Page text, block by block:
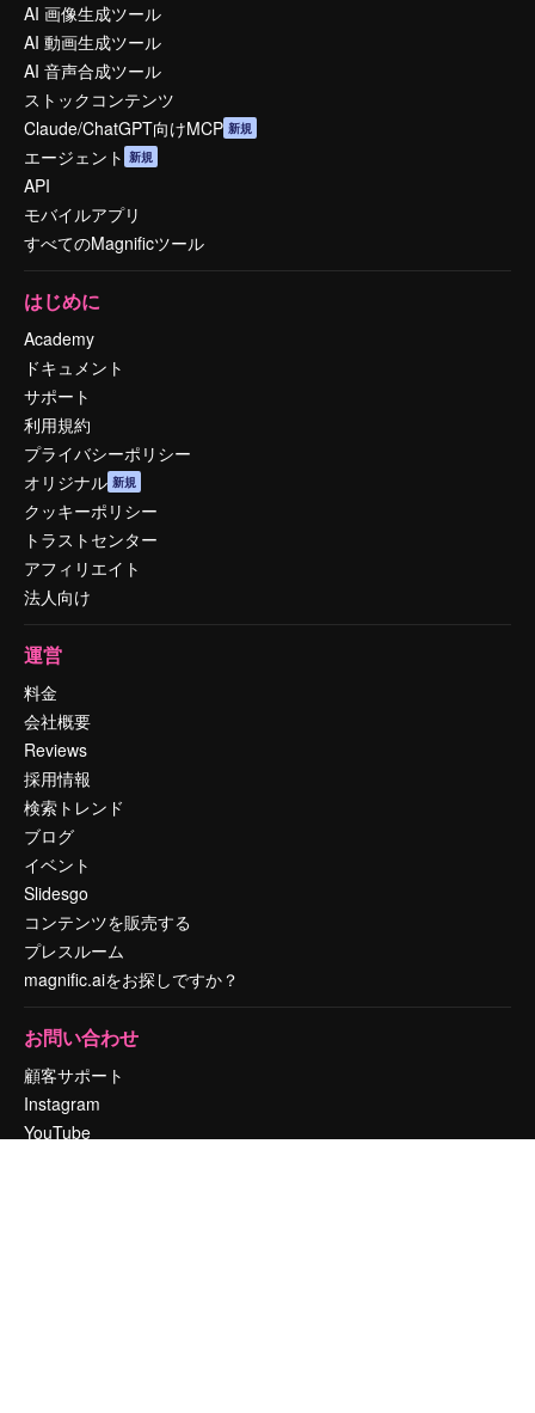
AI 画像生成ツール
AI 動画生成ツール
AI 音声合成ツール
ストックコンテンツ
Claude/ChatGPT向けMCP 新規
エージェント 新規
API
モバイルアプリ
すべてのMagnificツール
はじめに
Academy
ドキュメント
サポート
利用規約
プライバシーポリシー
オリジナル 新規
クッキーポリシー
トラストセンター
アフィリエイト
法人向け
運営
料金
会社概要
Reviews
採用情報
検索トレンド
ブログ
イベント
Slidesgo
コンテンツを販売する
プレスルーム
magnific.aiをお探しですか？
お問い合わせ
顧客サポート
Instagram
YouTube